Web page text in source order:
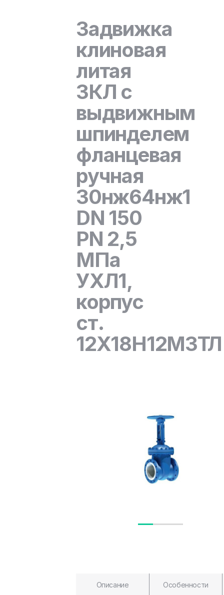
Задвижка
клиновая
литая
ЗКЛ с
выдвижным
шпинделем
фланцевая
ручная
30нж64нж1
DN 150
PN 2,5
МПа
УХЛ1,
корпус
ст.
12Х18Н12М3ТЛ
Описание Особенности